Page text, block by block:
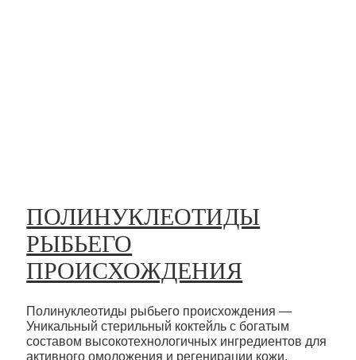
ПОЛИНУКЛЕОТИДЫ
РЫБЬЕГО
ПРОИСХОЖДЕНИЯ
Полинуклеотиды рыбьего происхождения —
Уникальный стерильный коктейль с богатым
составом высокотехнологичных ингредиентов для
активного омоложения и регенирации кожи.